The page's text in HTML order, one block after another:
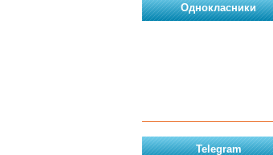
Однокласники
Telegram